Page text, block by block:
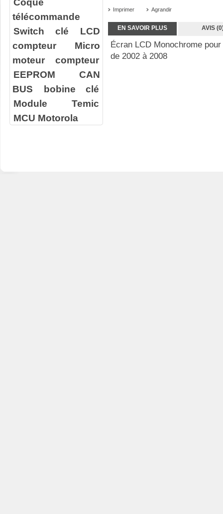
télécommande
Switch clé
LCD
compteur
Micro
moteur compteur
EEPROM
CAN
BUS
bobine clé
Module Temic
MCU Motorola
Imprimer Agrandir
EN SAVOIR PLUS AVIS
Écran LCD Monochrome
de 2002 à 2008